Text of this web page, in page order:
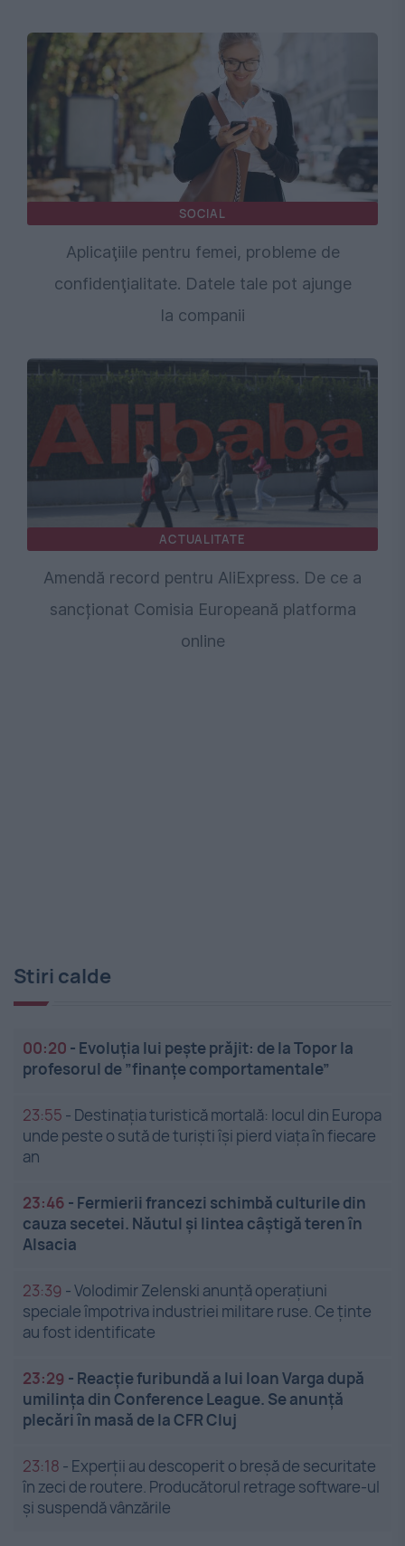
SOCIAL
Aplicaţiile pentru femei, probleme de
confidenţialitate. Datele tale pot ajunge
la companii
ACTUALITATE
Amendă record pentru AliExpress. De ce a
sancționat Comisia Europeană platforma
online
Stiri calde
00:20 - Evoluția lui pește prăjit: de la Topor la
profesorul de ”finanțe comportamentale”
23:55 - Destinația turistică mortală: locul din Europa
unde peste o sută de turiști își pierd viața în fiecare
an
23:46 - Fermierii francezi schimbă culturile din
cauza secetei. Năutul și lintea câștigă teren în
Alsacia
23:39 -Volodimir Zelenski anunță operațiuni
speciale împotriva industriei militare ruse. Ce ținte
au fost identificate
23:29 - Reacție furibundă a lui Ioan Varga după
umilința din Conference League. Se anunță
plecări în masă de la CFR Cluj
23:18 - Experții au descoperit o breșă de securitate
în zeci de routere. Producătorul retrage software-ul
și suspendă vânzările